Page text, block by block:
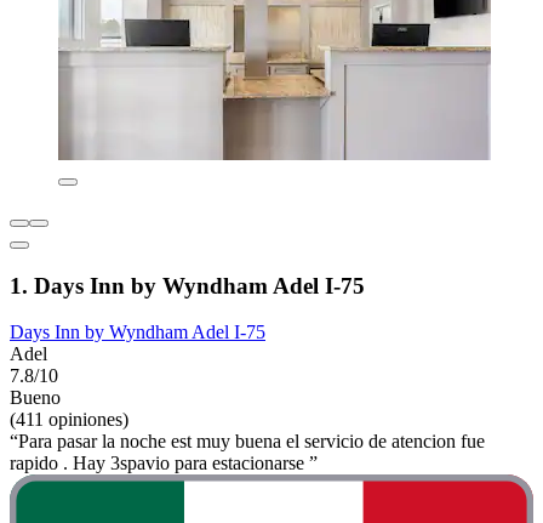
1. Days Inn by Wyndham Adel I-75
Days Inn by Wyndham Adel I-75
Adel
7.8/10
Bueno
(411 opiniones)
“Para pasar la noche est muy buena el servicio de atencion fue
rapido . Hay 3spavio para estacionarse ”